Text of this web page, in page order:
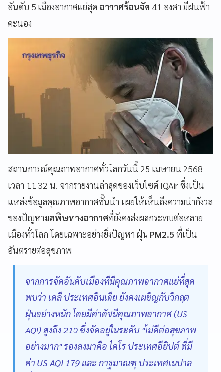
อันดับ 5 เมืองอากาศแย่สุด อากาศร้อนจัด 41 องศา มีฝนฟ้า
คะนอง
สถานการณ์คุณภาพอากาศทั่วโลกวันนี้ 25 เมษายน 2568
เวลา 11.32 น. จากรายงานล่าสุดของเว็บไซต์ IQAir ซึ่งเป็น
แหล่งข้อมูลคุณภาพอากาศชั้นนำ เผยให้เห็นถึงความน่ากังวล
ของปัญหามลพิษทางอากาศที่ยังคงส่งผลกระทบต่อหลาย
เมืองทั่วโลก โดยเฉพาะอย่างยิ่งปัญหา ฝุ่น PM2.5 ที่เป็น
อันตรายต่อสุขภาพ
จากการจัดอันดับเมืองที่มีคุณภาพอากาศแย่ที่สุด
พบว่า เดลี ประเทศอินเดีย ยังคงเผชิญกับวิกฤต
ฝุ่นอย่างหนัก โดยมีค่าดัชนีคุณภาพอากาศ (US
AQI) สูงถึง 210 ซึ่งจัดอยู่ในระดับ "ไม่ดีต่อสุขภาพ
อย่างมาก" รองลงมาคือ ไคโร ประเทศอียิปต์ ที่มี
ค่า US AQI 179 และ กาฐมาณฑุ ประเทศเนปาล